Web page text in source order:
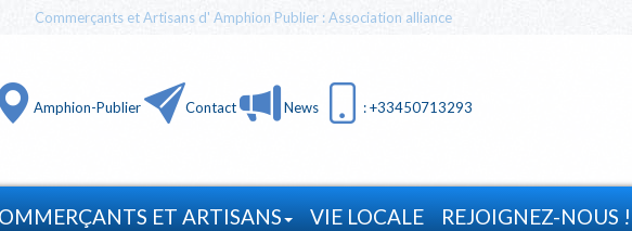
Commerçants et Artisans d' Amphion Publier : Association alliance
Amphion-Publier Contact News : +33450713293
ET ARTISANS VIE LOCALE REJOIGNEZ-NOUS !